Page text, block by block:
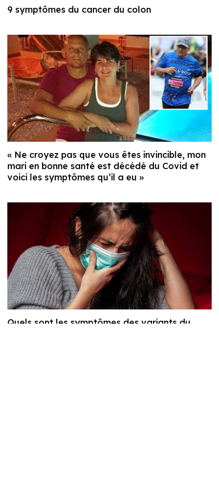
9 symptômes du cancer du colon
« Ne croyez pas que vous êtes invincible, mon
mari en bonne santé est décédé du Covid et
voici les symptômes qu’il a eu »
Quels sont les symptômes des variants du